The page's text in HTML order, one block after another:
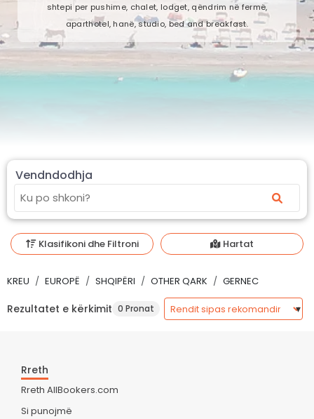
shtepi per pushime, chalet, lodget, qëndrim në fermë,
aparthotel, hanë, studio, bed and breakfast.
Vendndodhja
Klasifikoni dhe Filtroni Hartat
KREU EUROPË SHQIPËRI OTHER QARK GERNEC
Rezultatet e kërkimit 0 Pronat
Rreth
Rreth AllBookers.com
Si punojmë